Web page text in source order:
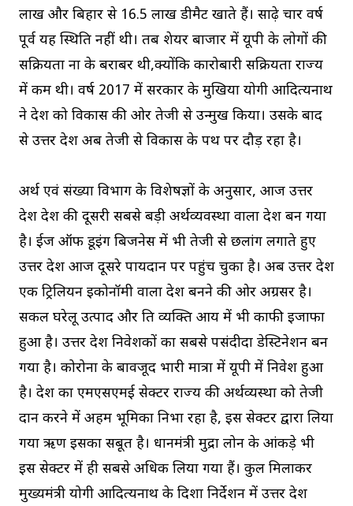
लाख और बिहार से 16.5 लाख डीमैट खाते हैं। साढ़े चार वर्ष
पूर्व यह स्थिति नहीं थी। तब शेयर बाजार में यूपी के लोगों की
सक्रियता ना के बराबर थी,क्योंकि कारोबारी सक्रियता राज्य
में कम थी। वर्ष 2017 में सरकार के मुखिया योगी आदित्यनाथ
ने प्रदेश को विकास की ओर तेजी से उन्मुख किया। उसके बाद
से उत्तर प्रदेश अब तेजी से विकास के पथ पर दौड़ रहा है।
अर्थ एवं संख्या विभाग के विशेषज्ञों के अनुसार, आज उत्तर
प्रदेश देश की दूसरी सबसे बड़ी अर्थव्यवस्था वाला प्रदेश बन गया
है। ईज ऑफ डूइंग बिजनेस में भी तेजी से छलांग लगाते हुए
उत्तर प्रदेश आज दूसरे पायदान पर पहुंच चुका है। अब उत्तर प्रदेश
एक ट्रिलियन इकोनॉमी वाला प्रदेश बनने की ओर अग्रसर है।
सकल घरेलू उत्पाद और प्रति व्यक्ति आय में भी काफी इजाफा
हुआ है। उत्तर प्रदेश निवेशकों का सबसे पसंदीदा डेस्टिनेशन बन
गया है। कोरोना के बावजूद भारी मात्रा में यूपी में निवेश हुआ
है। प्रदेश का एमएसएमई सेक्टर राज्य की अर्थव्यस्था को तेजी
प्रदान करने में अहम भूमिका निभा रहा है, इस सेक्टर द्वारा लिया
गया ऋण इसका सबूत है। प्रधानमंत्री मुद्रा लोन के आंकड़े भी
इस सेक्टर में ही सबसे अधिक लिया गया हैं। कुल मिलाकर
मुख्यमंत्री योगी आदित्यनाथ के दिशा निर्देशन में उत्तर प्रदेश